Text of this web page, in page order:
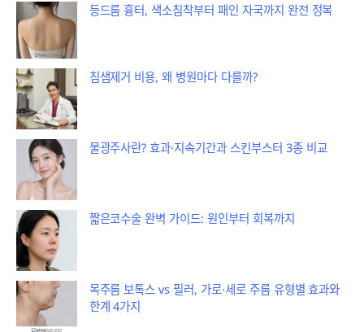
등드름 흉터, 색소침착부터 패인 자국까지 완전 정복
침샘제거 비용, 왜 병원마다 다를까?
물광주사란? 효과·지속기간과 스킨부스터 3종 비교
짧은코수술 완벽 가이드: 원인부터 회복까지
목주름 보톡스 vs 필러, 가로·세로 주름 유형별 효과와
한계 4가지